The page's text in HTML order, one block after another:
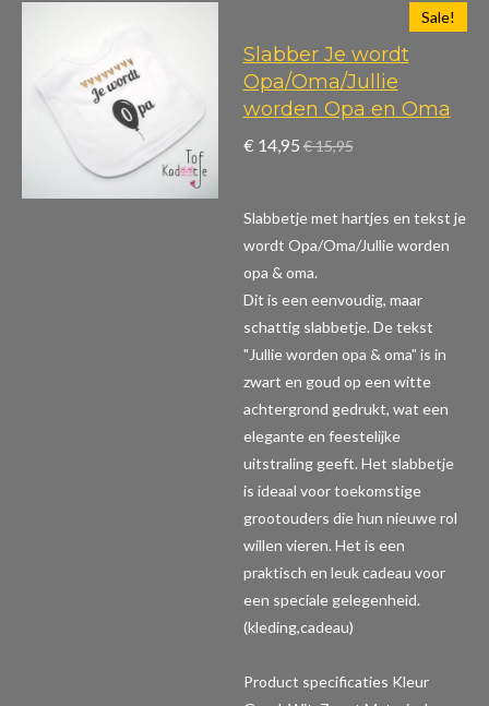
Sale!
Slabber Je wordt
Opa/Oma/Jullie
worden Opa en Oma
€ 14,95 € 15,95
Slabbetje met hartjes en tekst je
wordt Opa/Oma/Jullie worden
opa & oma.
Dit is een eenvoudig, maar
schattig slabbetje. De tekst
"Jullie worden opa & oma" is in
zwart en goud op een witte
achtergrond gedrukt, wat een
elegante en feestelijke
uitstraling geeft. Het slabbetje
is ideaal voor toekomstige
grootouders die hun nieuwe rol
willen vieren. Het is een
praktisch en leuk cadeau voor
een speciale gelegenheid.
(kleding,cadeau)
Product specificaties Kleur